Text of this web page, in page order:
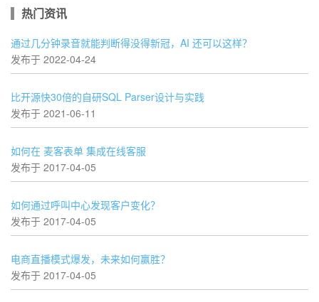
热门资讯
通过几分钟录音就能判断得没得新冠，AI 还可以这样？
发布于 2022-04-24
比开源快30倍的自研SQL Parser设计与实践
发布于 2021-06-11
如何在 麦客表单 集成在线客服
发布于 2017-04-05
如何通过呼叫中心发现客户变化？
发布于 2017-04-05
电商直播模式爆发，未来如何赢胜？
发布于 2017-04-05